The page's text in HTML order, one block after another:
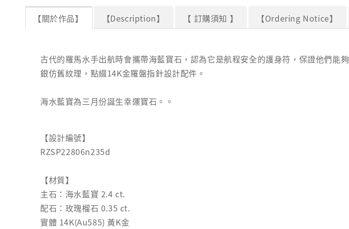
【關於作品】 【Description】 【 訂購須知 】 【Ordering Notice】
古代的羅馬水手出航時會攜帶海藍寶石，認為它是航程安全的護身符，保證他們
銀仿舊紋理，點綴14K金羅盤指針設計配件。
海水藍寶為三月份誕生幸運寶石。。
【設計編號】
RZSP22806n235d
【材質】
主石：海水藍寶 2.4 ct.
配石：玫瑰榴石 0.35 ct.
實體 14K(Au585) 黃K金